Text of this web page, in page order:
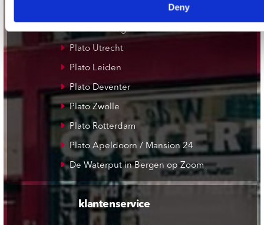
Deny
Record Mania Amsterdam
Plato Groningen
Plato Utrecht
Plato Leiden
Plato Deventer
Plato Zwolle
Plato Rotterdam
Plato Apeldoorn / Mansion 24
De Waterput in Bergen op Zoom
klantenservice